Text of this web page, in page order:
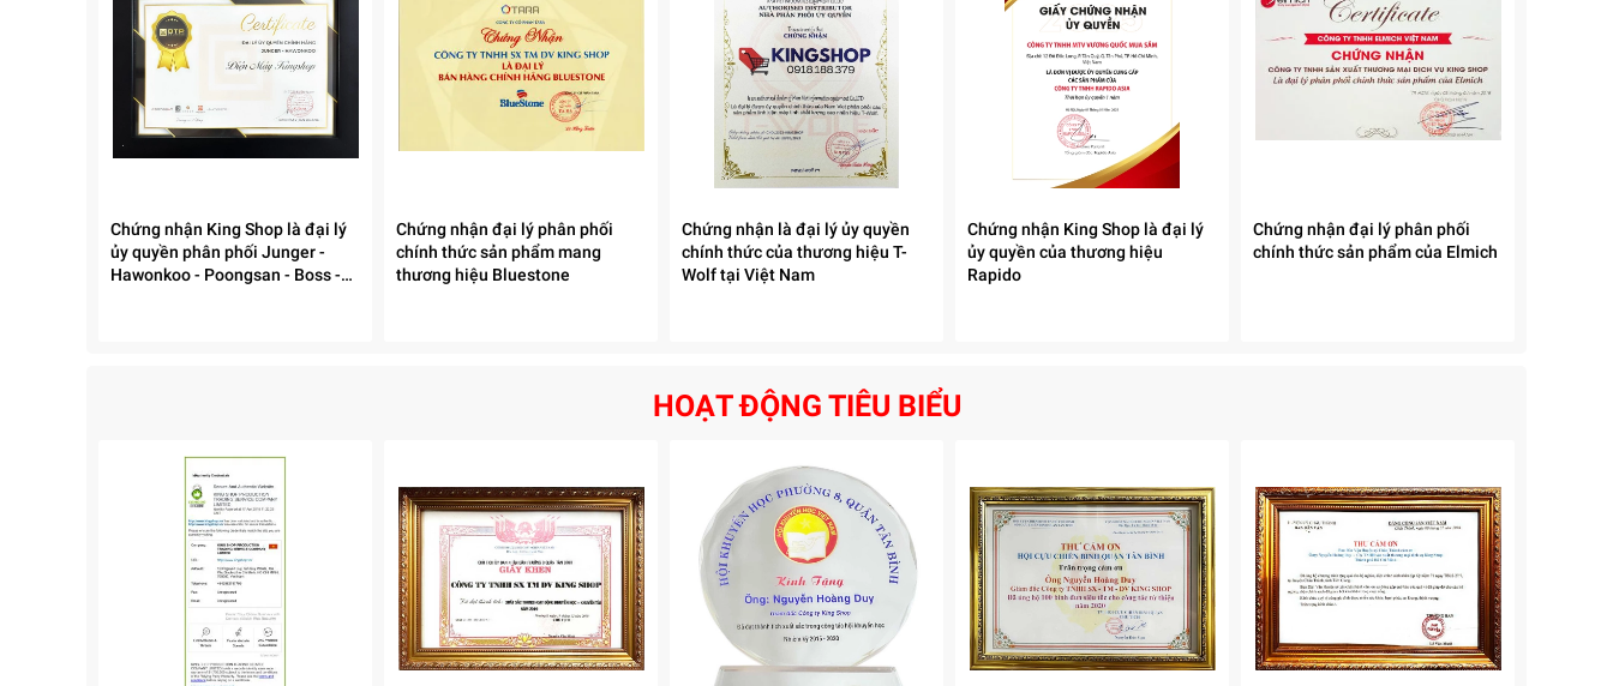
dinh dưỡng.
So với nồi cơm điện thông thường, phương pháp này ổn định và chuyên nghiệp hơn.
3. Năng suất phù hợp với mô hình vừa và nhỏ
Tủ 4 khay cho phép bạn nấu 14 kg gạo tương đương 90 suất cơm, lượng cơm vừa đủ phục vụ cho các mô hình kinh
Thời gian nấu nhanh, giúp bạn dễ dàng xoay vòng nhiều mẻ trong ngày nếu cần.
Chứng nhận King Shop là đại lý
ủy quyền phân phối Junger -
Hawonkoo - Poongsan - Boss -
Chứng nhận đại lý phân phối
chính thức sản phẩm mang
thương hiệu Bluestone
Chứng nhận là đại lý ủy quyền
chính thức của thương hiệu T-
Wolf tại Việt Nam
Chứng nhận King Shop là đại lý
ủy quyền của thương hiệu
Rapido
Chứng nhận đại lý phân phối
chính thức sản phẩm của Elmich
HOẠT ĐỘNG TIÊU BIỂU